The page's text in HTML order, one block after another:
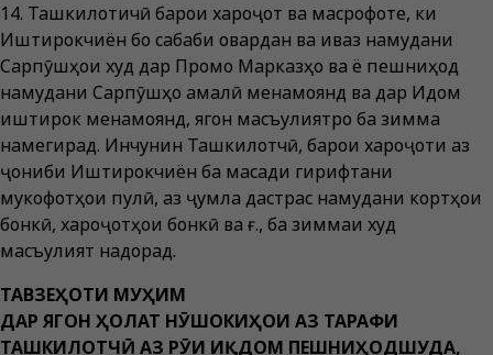
14. Ташкилотичӣ барои хароҷот ва масрофоте, ки
Иштирокчиён бо сабаби овардан ва иваз намудани
Сарпӯшҳои худ дар Промо Марказҳо ва ё пешниҳод
намудани Сарпӯшҳо амалӣ менамоянд ва дар Иқдом
иштирок менамоянд, ягон масъулиятро ба зимма
намегирад. Инчунин Ташкилотчӣ, барои хароҷоти аз
ҷониби Иштирокчиён ба мақсади гирифтани
мукофотҳои пулӣ, аз ҷумла дастрас намудани кортҳои
бонкӣ, хароҷотҳои бонкӣ ва ғ., ба зиммаи худ
масъулият надорад.
ТАВЗЕҲОТИ МУҲИМ
ДАР ЯГОН ҲОЛАТ НӮШОКИҲОИ АЗ ТАРАФИ
ТАШКИЛОТЧӢ АЗ РӮИ ИҚДОМ ПЕШНИҲОДШУДА,